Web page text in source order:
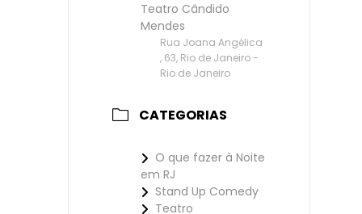
Teatro Cândido
Mendes
Rua Joana Angélica
, 63, Rio de Janeiro -
Rio de Janeiro
CATEGORIAS
O que fazer à Noite
em RJ
Stand Up Comedy
Teatro